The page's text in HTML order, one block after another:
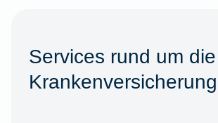
Services rund um
Krankenversicherung